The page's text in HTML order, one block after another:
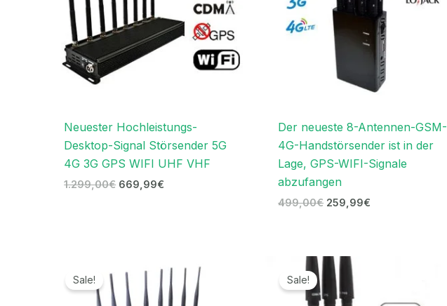
Neuester Hochleistungs-
Desktop-Signal Störsender 5G
4G 3G GPS WIFI UHF VHF
1.299,00€ 669,99€
Der neueste 8-Antennen-GSM-
4G-Handstörsender ist in der
Lage, GPS-WIFI-Signale
abzufangen
499,00€ 259,99€
Sale!
Preis
war:
999,00€
Preis
ist:
499,99€.
Sale!
Ursprünglicher
Preis
war:
119,00€